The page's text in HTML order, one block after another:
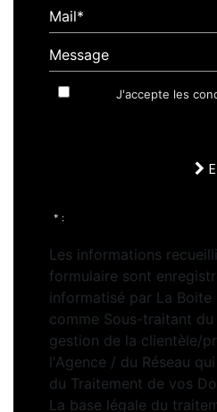
Mail*
Message
J'accepte les
* :
Les informations
formulaire sont
informatisé par La Boite
comme Sous-traitant
gestion de la clientèle/
l'Agence / du Réseau
du Traitement de vos
La base légale du